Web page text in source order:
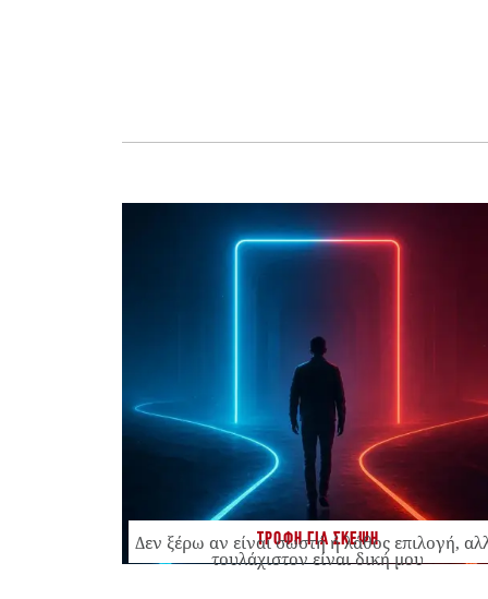
ΤΡΟΦΗ ΓΙΑ ΣΚΕΨΗ
Δεν ξέρω αν είναι σωστή ή λάθος επιλογή,
τουλάχιστον είναι δική μου